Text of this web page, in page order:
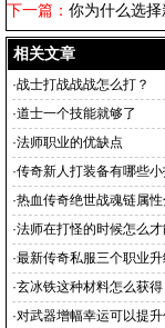
下一篇： 你为什么选
相关文章
·战士打战战战怎么打？
·道士一个技能就够了
·法师职业的优缺点
·传奇新人打装备有哪些
·热血传奇绝世战魂链属
·法师在打怪的时候怎么
·最新传奇私服三个职业
·玄冰铁这种材料怎么获得
·对武器增幅幸运可以提升